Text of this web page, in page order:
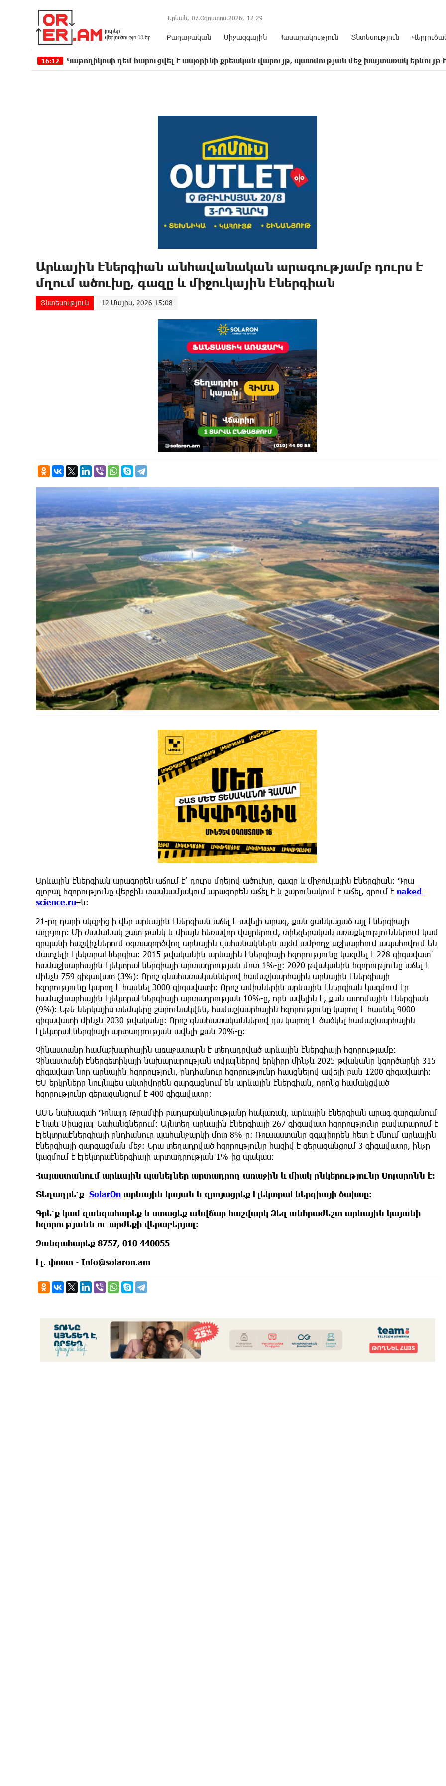
Երևան, 07.Օգոստոս.2026, 12 29
Քաղաքական Միջազգային Հասարակություն Տնտեսություն
Կաթողիկոսի դեմ հարուցվել է ապօրինի քրեական վարույթ, պատմության մեջ խայտառակ երևույթ է 14:48
Արևային էներգիան անհավանական արագությամբ դուրս է
մղում ածուխը, գազը և միջուկային էներգիան
Տնտեսություն 12 Մայիս, 2026 15:08
Արևային էներգիան արագորեն աճում է՝ դուրս մղելով ածուխը, գազը և միջուկային էներգիան։ Դրա
գլոբալ հզորությունը վերջին տասնամյակում արագորեն աճել է և շարունակում է աճել, գրում է naked-
science.ru–ն։
21-րդ դարի սկզբից ի վեր արևային էներգիան աճել է ավելի արագ, քան ցանկացած այլ էներգիայի
աղբյուր։ Մի ժամանակ շատ թանկ և միայն հեռավոր վայրերում, տիեզերական առաքելություններում կամ
գրպանի հաշվիչներում օգտագործվող արևային վահանակներն այժմ ամբողջ աշխարհում ապահովում են
մատչելի էլեկտրաէներգիա։ 2015 թվականին արևային էներգիայի հզորությունը կազմել է 228 գիգավատ՝
համաշխարհային էլեկտրաէներգիայի արտադրության մոտ 1%-ը։ 2020 թվականին հզորությունը աճել է
մինչև 759 գիգավատ (3%)։ Որոշ գնահատականներով համաշխարհային արևային էներգիայի
հզորությունը կարող է հասնել 3000 գիգավատի։ Որոշ ամիսներին արևային էներգիան կազմում էր
համաշխարհային էլեկտրաէներգիայի արտադրության 10%-ը, որն ավելին է, քան ատոմային էներգիան
(9%)։ Եթե ներկայիս տեմպերը շարունակվեն, համաշխարհային հզորությունը կարող է հասնել 9000
գիգավատի մինչև 2030 թվականը։ Որոշ գնահատականներով դա կարող է ծածկել համաշխարհային
էլեկտրաէներգիայի արտադրության ավելի քան 20%-ը։
Չինաստանը համաշխարհային առաջատարն է տեղադրված արևային էներգիայի հզորությամբ։
Չինաստանի էներգետիկայի նախարարության տվյալներով երկիրը մինչև 2025 թվականը կգործարկի 315
գիգավատ նոր արևային հզորություն, ընդհանուր հզորությունը հասցնելով ավելի քան 1200 գիգավատի։
ԵՄ երկրները նույնպես ակտիվորեն զարգացնում են արևային էներգիան, որոնց համակցված
հզորությունը գերազանցում է 400 գիգավատը։
ԱՄՆ նախագահ Դոնալդ Թրամփի քաղաքականությանը հակառակ, արևային էներգիան արագ զարգանում
է նաև Միացյալ Նահանգներում: Այնտեղ արևային էներգիայի 267 գիգավատ հզորությունը բավարարում է
էլեկտրաէներգիայի ընդհանուր պահանջարկի մոտ 8%-ը։ Ռուսաստանը զգալիորեն հետ է մնում արևային
էներգիայի զարգացման մեջ: Նրա տեղադրված հզորությունը հազիվ է գերազանցում 3 գիգավատը, ինչը
կազմում է էլեկտրաէներգիայի արտադրության 1%-ից պակաս:
Հայաստանում արևային պանելներ արտադրող առաջին և միակ ընկերությունը Սոլարոնն է։
Տեղադրե՛ք SolarOn արևային կայան և զրոյացրեք էլեկտրաէներգիայի ծախսը։
Գրե՛ք կամ զանգահարեք և ստացեք անվճար հաշվարկ Ձեզ անհրաժեշտ արևային կայանի
հզորությանն ու արժեքի վերաբերյալ։
Զանգահարեք 8757, 010 440055
էլ. փոստ ֊ Info@solaron.am